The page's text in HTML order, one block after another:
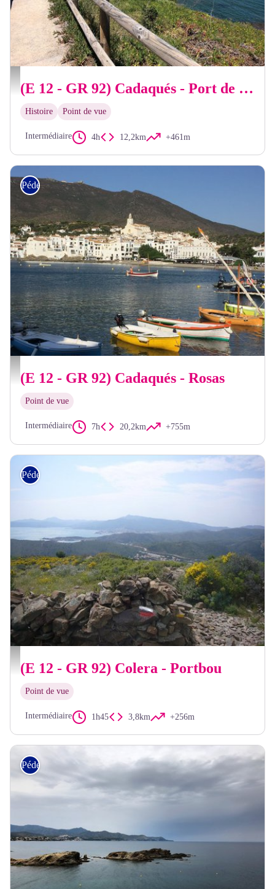
(E 12 - GR 92) Cadaqués - Port de la Selva
Histoire Point de vue
Intermédiaire 4h 12,2km +461m
Pédestre
(E 12 - GR 92) Cadaqués - Rosas
Point de vue
Intermédiaire 7h 20,2km +755m
Pédestre
(E 12 - GR 92) Colera - Portbou
Point de vue
Intermédiaire 1h45 3,8km +256m
Pédestre